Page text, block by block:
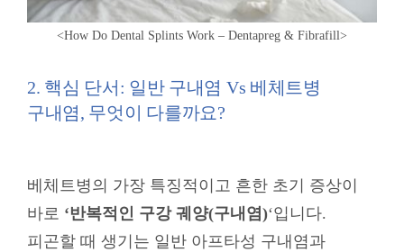
<How Do Dental Splints Work – Dentapreg & Fibrafill>
2. 핵심 단서: 일반 구내염 Vs 베체트병
구내염, 무엇이 다를까요?
베체트병의 가장 특징적이고 흔한 초기 증상이
바로 ‘반복적인 구강 궤양(구내염)‘입니다.
피곤할 때 생기는 일반 아프타성 구내염과